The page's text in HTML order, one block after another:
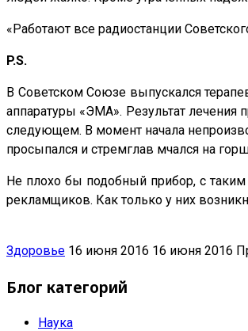
«Работают все радиостанции
P.S.
В Советском Союзе выпускался
аппаратуры «ЭМА». Результат
следующем. В момент начала
просыпался и стремглав мчался на
Не плохо бы подобный прибор, с
рекламщиков. Как только у них
Здоровье 16 июня 2016 16 июня 2016
Блог категорий
Наука